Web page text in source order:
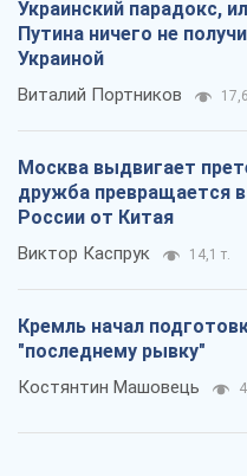
Украинский парадокс,
Путина ничего не
Украиной
Виталий Портников
Москва выдвигает
дружба превращается
России от Китая
Виктор Каспрук 14,1 т.
Кремль начал
"последнему рывку"
Костянтин Машовець